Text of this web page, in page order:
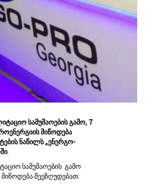
რ
ი
6
სამუშაოების გამო, 7
მიწოდება
ნაწილს „ენერგო-
.
სამუშაოების გამო
შეეზღუდებათ: